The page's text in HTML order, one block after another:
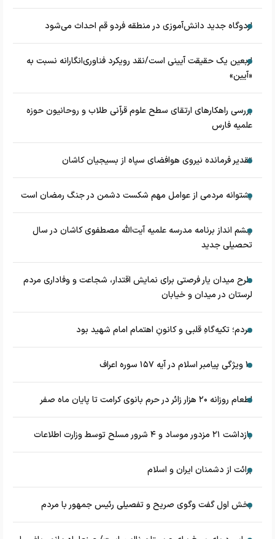
اردوگاه جدید دانش‌آموزی در منطقه فردو قم احداث می‌شود
اربعین یک حقیقت آیینی است/نقد رویکرد فناوری‌انگارانه نسبت به
«آیین»
بررسی راهکارهای ارتقای سطح علوم قرآنی طلاب و روحانیون حوزه
علمیه فارس
تقدیر فرمانده نیروی هوافضای سپاه از بسیجیان کاشان
پشتوانه مردمی از عوامل مهم شکست دشمن در جنگ رمضان است
چشم‌ انداز برنامه مدرسه علمیه آیت‌الله مصطفوی کاشان در سال
تحصیلی جدید
طرح میدان یار فرصتی برای نمایش اقتدار، شجاعت و وفاداری مردم
لرستان در میدان و خیابان
مردم؛ تکیه‌گاهِ قلبی و کانونِ اهتمام امام شهید بود
۱۰ ویژگی پیامبر اسلام در آیه ۱۵۷ سوره اعراف
اطعام روزانه ۲۰ هزار زائر در حرم بانوی کرامت تا پایان ماه صفر
بازداشت ۲۱ مزدور موساد و ۴ شرور مسلح توسط وزارت اطلاعات
برائت از دشمنان ایران و اسلام
بخش اول گفت وگوی صریح و تفصیلی رئیس جمهور با مردم